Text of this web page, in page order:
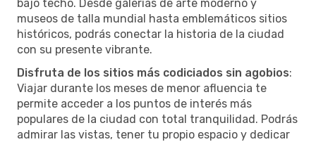
bajo techo. Desde galerías de arte moderno y
museos de talla mundial hasta emblemáticos sitios
históricos, podrás conectar la historia de la ciudad
con su presente vibrante.
Disfruta de los sitios más codiciados sin agobios:
Viajar durante los meses de menor afluencia te
permite acceder a los puntos de interés más
populares de la ciudad con total tranquilidad. Podrás
admirar las vistas, tener tu propio espacio y dedicar